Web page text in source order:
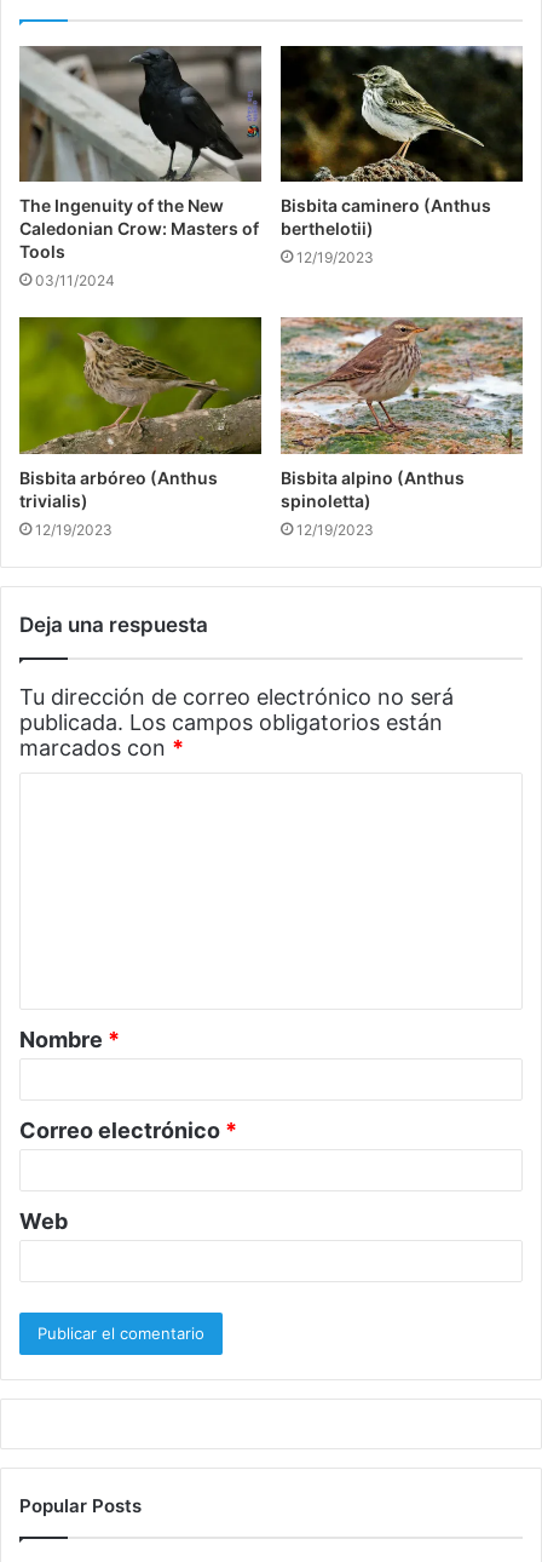
The Ingenuity of the New
Caledonian Crow: Masters of
Tools
03/11/2024
Bisbita caminero (Anthus
berthelotii)
12/19/2023
Bisbita arbóreo (Anthus
trivialis)
12/19/2023
Bisbita alpino (Anthus
spinoletta)
12/19/2023
Deja una respuesta
Tu dirección de correo electrónico no será
publicada. Los campos obligatorios están
marcados con *
a
r
o
*
Nombre *
Correo electrónico *
Web
Popular Posts